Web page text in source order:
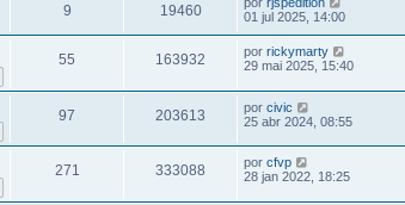
9 19460
01 jul 2025, 14:00
55 163932 por rickymarty
29 mai 2025, 15:40
97 203613 por civic
25 abr 2024, 08:55
271 333088 por cfvp
28 jan 2022, 18:25